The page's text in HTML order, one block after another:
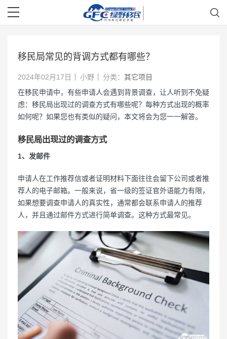
移民局常见的背调方式都有哪些？
2024年02月17日 小野 分类： 其它项目
在移民申请中，有些申请人会遇到背景调查，让人听到不免疑
虑：移民局出现过的调查方式有哪些呢？每种方式出现的概率
如何呢？如果您也有类似的疑问，本文将会为您一一解答。
移民局出现过的调查方式
1、发邮件
申请人在工作推荐信或者证明材料下面往往会留下公司或者推
荐人的电子邮箱。一般来说，省一级的签证官外语能力有限，
如果想要调查申请人的真实性，通常都会联系申请人的推荐
人，并且通过邮件方式进行简单调查。这种方式最常见。